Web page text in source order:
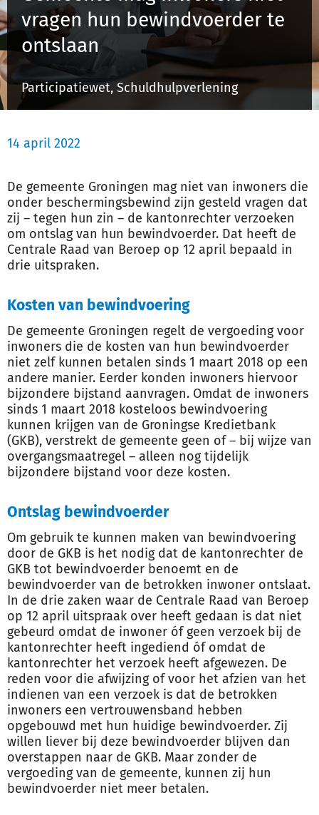
Inloggen
Registreren
vragen hun bewindvoerder te
ontslaan
Participatiewet, Schuldhulpverlening
14 april 2022
De gemeente Groningen mag niet van inwoners die
onder beschermingsbewind zijn gesteld vragen dat
zij – tegen hun zin – de kantonrechter verzoeken
om ontslag van hun bewindvoerder. Dat heeft de
Centrale Raad van Beroep op 12 april bepaald in
drie uitspraken.
Kosten van bewindvoering
De gemeente Groningen regelt de vergoeding voor
inwoners die de kosten van hun bewindvoerder
niet zelf kunnen betalen sinds 1 maart 2018 op een
andere manier. Eerder konden inwoners hiervoor
bijzondere bijstand aanvragen. Omdat de inwoners
sinds 1 maart 2018 kosteloos bewindvoering
kunnen krijgen van de Groningse Kredietbank
(GKB), verstrekt de gemeente geen of – bij wijze van
overgangsmaatregel – alleen nog tijdelijk
bijzondere bijstand voor deze kosten.
Ontslag bewindvoerder
Om gebruik te kunnen maken van bewindvoering
door de GKB is het nodig dat de kantonrechter de
GKB tot bewindvoerder benoemt en de
bewindvoerder van de betrokken inwoner ontslaat.
In de drie zaken waar de Centrale Raad van Beroep
op 12 april uitspraak over heeft gedaan is dat niet
gebeurd omdat de inwoner óf geen verzoek bij de
kantonrechter heeft ingediend óf omdat de
kantonrechter het verzoek heeft afgewezen. De
reden voor die afwijzing of voor het afzien van het
indienen van een verzoek is dat de betrokken
inwoners een vertrouwensband hebben
opgebouwd met hun huidige bewindvoerder. Zij
willen liever bij deze bewindvoerder blijven dan
overstappen naar de GKB. Maar zonder de
vergoeding van de gemeente, kunnen zij hun
bewindvoerder niet meer betalen.